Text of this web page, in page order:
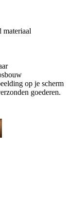
materiaal
op je scherm
goederen.